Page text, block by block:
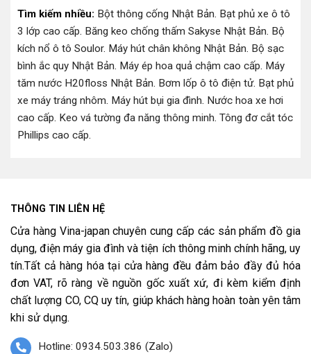
Tìm kiếm nhiều: Bột thông cống Nhật Bản. Bạt phủ xe ô tô
3 lớp cao cấp. Băng keo chống thấm Sakyse Nhật Bản. Bộ
kích nổ ô tô Soulor. Máy hút chân không Nhật Bản. Bộ sạc
bình ắc quy Nhật Bản. Máy ép hoa quả chậm cao cấp. Máy
tăm nước H20floss Nhật Bản. Bơm lốp ô tô điện tử. Bạt phủ
xe máy tráng nhôm. Máy hút bụi gia đình. Nước hoa xe hơi
cao cấp. Keo vá tường đa năng thông minh. Tông đơ cắt tóc
Phillips cao cấp.
THÔNG TIN LIÊN HỆ
Cửa hàng Vina-japan chuyên cung cấp các sản phẩm đồ gia
dụng, điện máy gia đình và tiện ích thông minh chính hãng, uy
tín.Tất cả hàng hóa tại cửa hàng đều đảm bảo đầy đủ hóa
đơn VAT, rõ ràng về nguồn gốc xuất xứ, đi kèm kiểm định
chất lượng CO, CQ uy tín, giúp khách hàng hoàn toàn yên tâm
khi sử dụng.
Hotline: 0934.503.386 (Zalo)